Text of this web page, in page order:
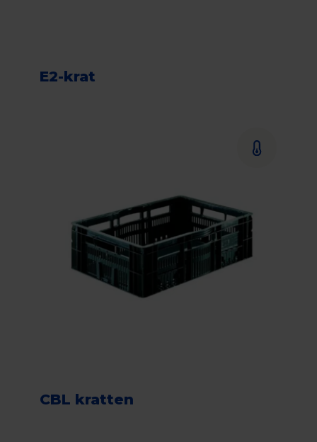
E2-krat
CBL kratten